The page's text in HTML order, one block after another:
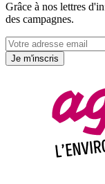
Grâce à nos lettres
des campagnes.
Je m'inscris